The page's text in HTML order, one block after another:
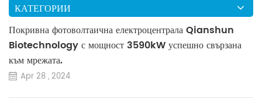
КАТЕГОРИИ
Покривна фотоволтаична електроцентрала Qianshun
Biotechnology с мощност 3590kW успешно свързана
към мрежата.
Apr 28 , 2024